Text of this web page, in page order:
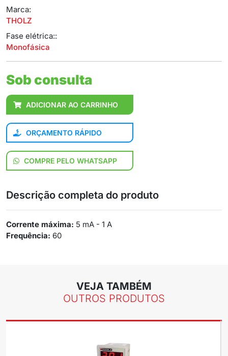
Marca:
THOLZ
Fase elétrica::
Monofásica
Sob consulta
ADICIONAR AO CARRINHO
ORÇAMENTO RÁPIDO
COMPRE PELO WHATSAPP
Descrição completa do produto
Corrente máxima: 5 mA - 1 A
Frequência: 60
VEJA TAMBÉM
OUTROS PRODUTOS